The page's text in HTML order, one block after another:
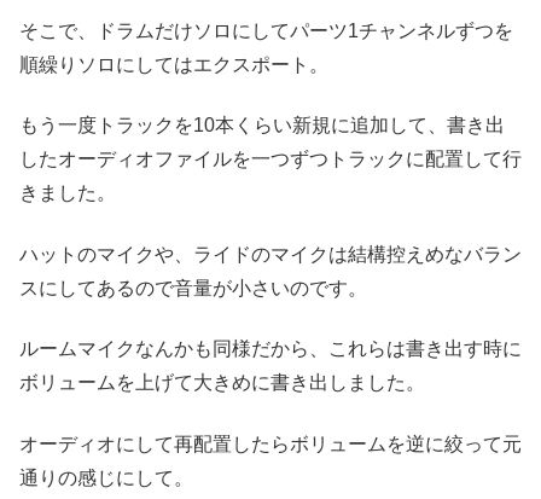
そこで、ドラムだけソロにしてパーツ1チャンネルずつを
順繰りソロにしてはエクスポート。
もう一度トラックを10本くらい新規に追加して、書き出
したオーディオファイルを一つずつトラックに配置して行
きました。
ハットのマイクや、ライドのマイクは結構控えめなバラン
スにしてあるので音量が小さいのです。
ルームマイクなんかも同様だから、これらは書き出す時に
ボリュームを上げて大きめに書き出しました。
オーディオにして再配置したらボリュームを逆に絞って元
通りの感じにして。